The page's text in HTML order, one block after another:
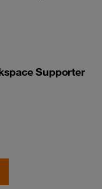
Supporter